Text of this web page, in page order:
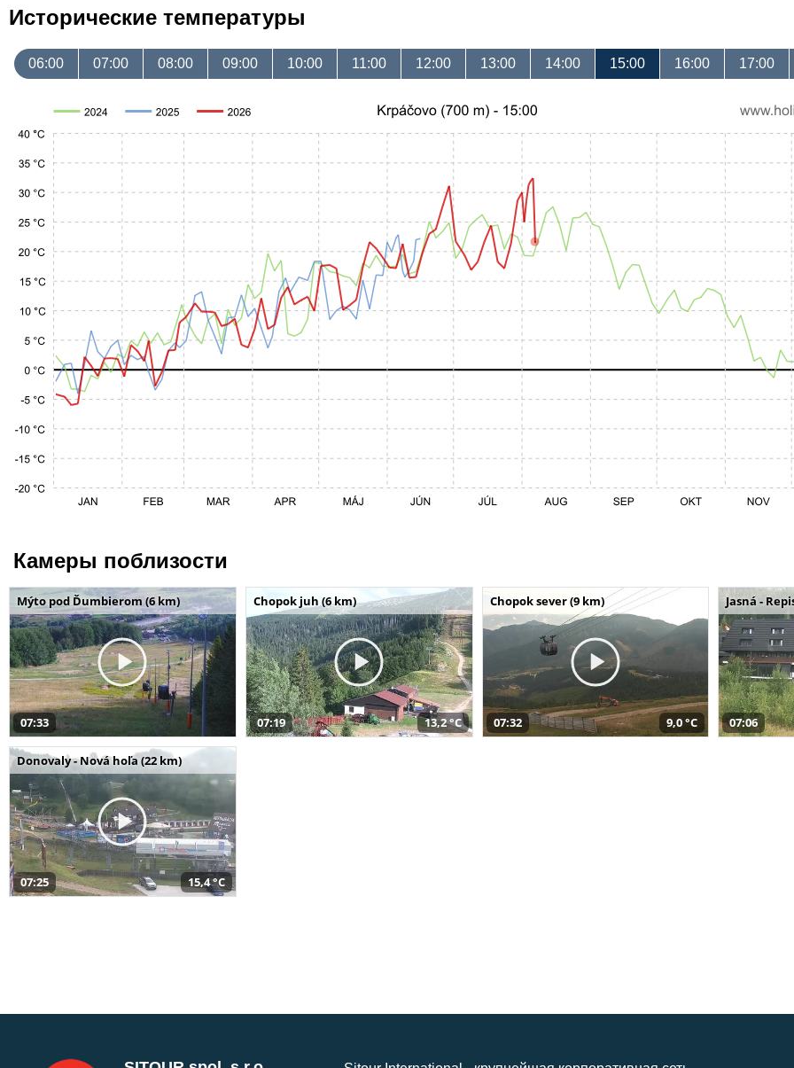
Исторические температуры
06:00 07:00 08:00 09:00 10:00 11:00 12:00 13:00 14:00 15:00 16:00 17:00
Камеры поблизости
Mýto pod Ďumbierom (6 km)
07:33
Chopok juh (6 km)
07:19 13,2 °C
Chopok sever (9 km)
07:32 9,0 °C
Jasná -
07:06
Donovaly - Nová hoľa (22 km)
07:25 15,4 °C